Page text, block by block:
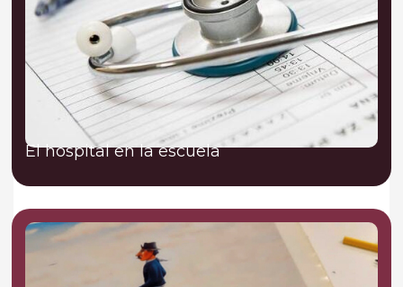
El hospital en la escuela